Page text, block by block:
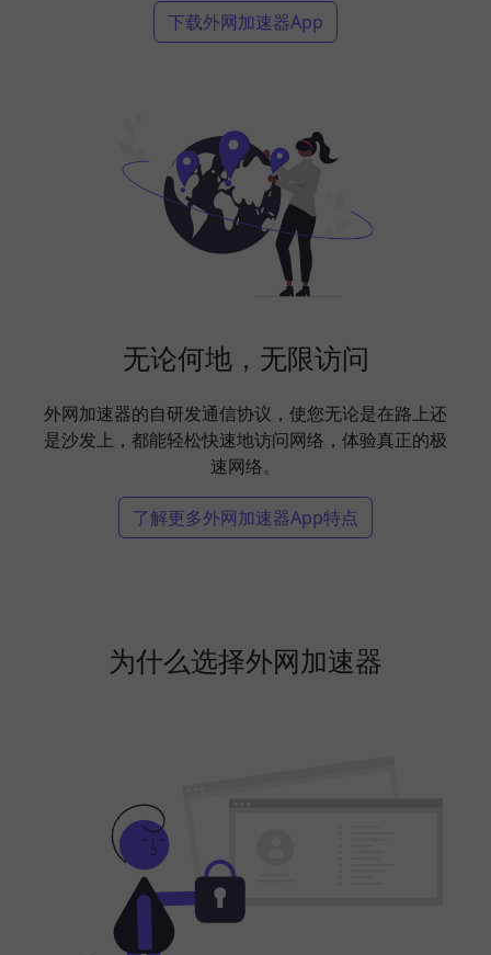
下载外网加速器App
无论何地，无限访问
外网加速器的自研发通信协议，使您无论是在路上还
是沙发上，都能轻松快速地访问网络，体验真正的极
速网络。
了解更多外网加速器App特点
为什么选择外网加速器